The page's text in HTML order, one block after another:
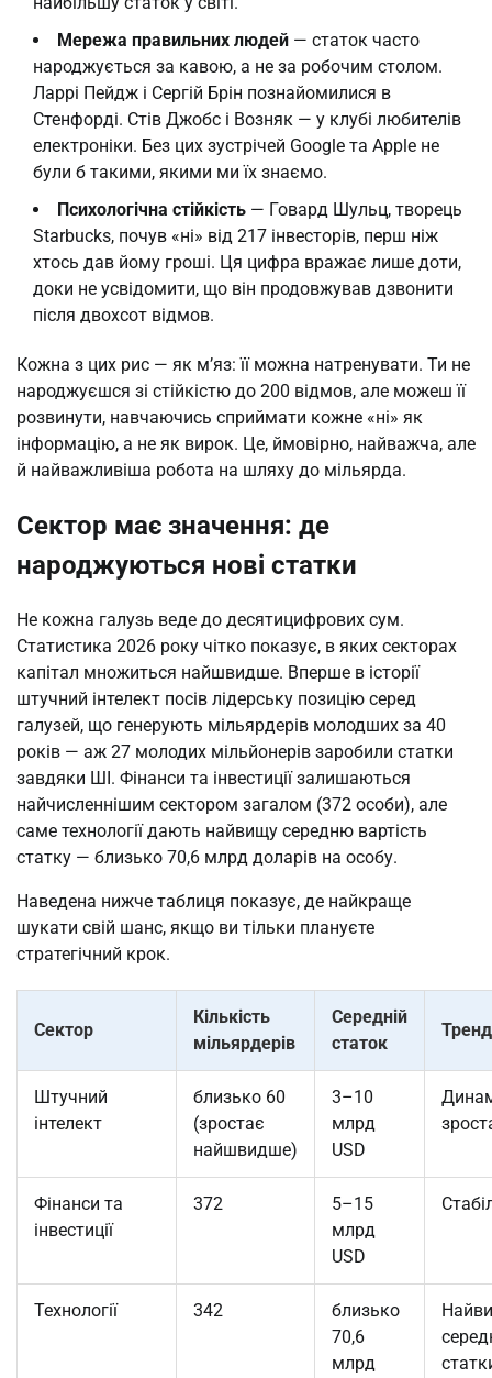
Мережа правильних людей — статок часто
народжується за кавою, а не за робочим столом.
Ларрі Пейдж і Сергій Брін познайомилися в
Стенфорді. Стів Джобс і Возняк — у клубі любителів
електроніки. Без цих зустрічей Google та Apple не
були б такими, якими ми їх знаємо.
Психологічна стійкість — Говард Шульц, творець
Starbucks, почув «ні» від 217 інвесторів, перш ніж
хтось дав йому гроші. Ця цифра вражає лише доти,
доки не усвідомити, що він продовжував дзвонити
після двохсот відмов.
Кожна з цих рис — як м’яз: її можна натренувати. Ти не
народжуєшся зі стійкістю до 200 відмов, але можеш її
розвинути, навчаючись сприймати кожне «ні» як
інформацію, а не як вирок. Це, ймовірно, найважча, але
й найважливіша робота на шляху до мільярда.
Сектор має значення: де
народжуються нові статки
Не кожна галузь веде до десятицифрових сум.
Статистика 2026 року чітко показує, в яких секторах
капітал множиться найшвидше. Вперше в історії
штучний інтелект посів лідерську позицію серед
галузей, що генерують мільярдерів молодших за 40
років — аж 27 молодих мільйонерів заробили статки
завдяки ШІ. Фінанси та інвестиції залишаються
найчисленнішим сектором загалом (372 особи), але
саме технології дають найвищу середню вартість
статку — близько 70,6 млрд доларів на особу.
Наведена нижче таблиця показує, де найкраще
шукати свій шанс, якщо ви тільки плануєте
стратегічний крок.
Сектор
Кількість
мільярдерів
Середній
статок
Штучний
інтелект
близько 60
(зростає
найшвидше)
3–10
млрд
USD
Фінанси та
інвестиції
372
5–15
млрд
USD
Технології 342
близько
70,6
млрд